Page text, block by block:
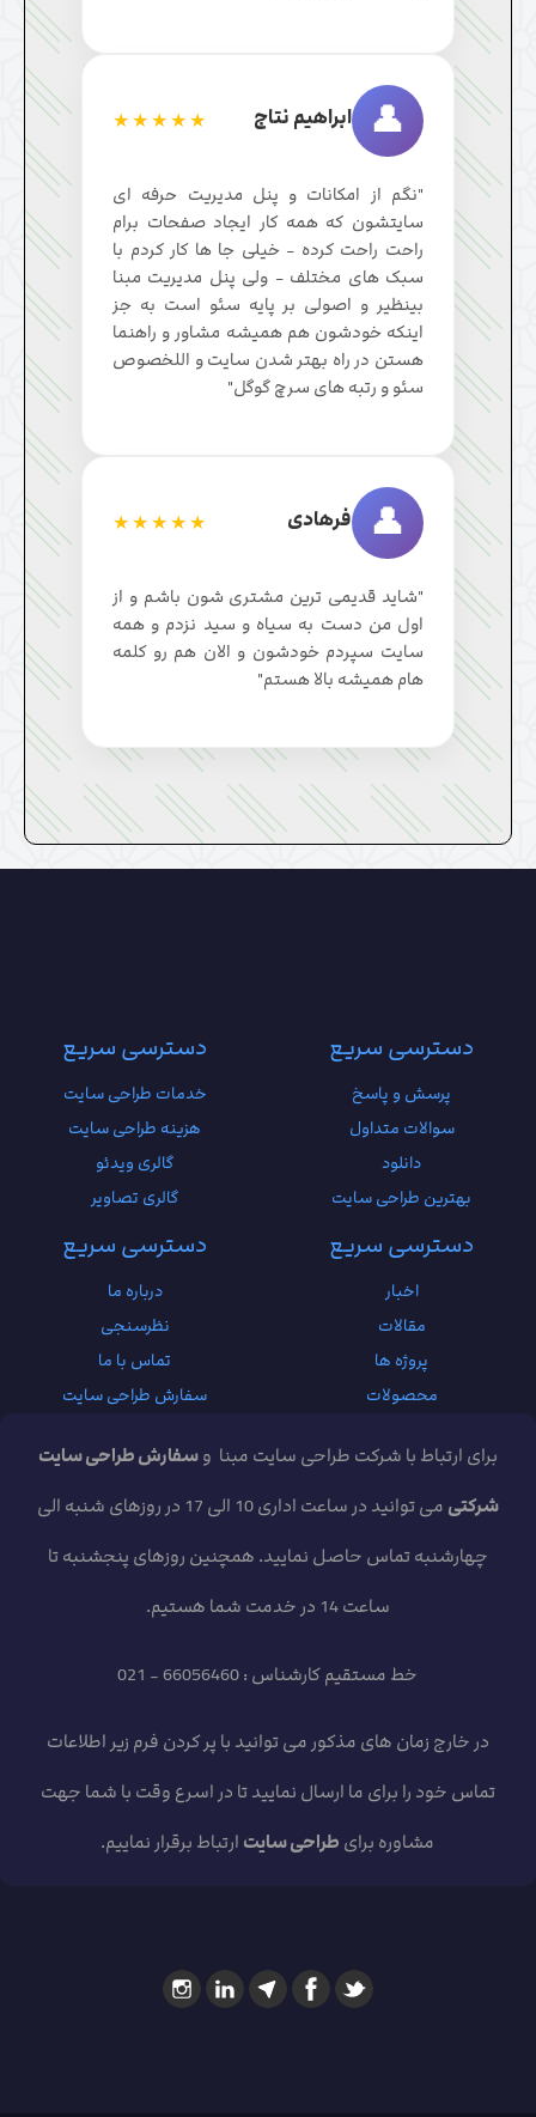
👤 ابراهیم نتاج ★★★★★
"نگم از امکانات و پنل مدیریت حرفه ای
سایتشون که همه کار ایجاد صفحات برام
راحت راحت کرده - خیلی جا ها کار کردم با
سبک های مختلف - ولی پنل مدیریت مبنا
بینظیر و اصولی بر پایه سئو است به جز
اینکه خودشون هم همیشه مشاور و راهنما
هستن در راه بهتر شدن سایت و اللخصوص
سئو و رتبه های سرچ گوگل"
👤 فرهادی ★★★★★
"شاید قدیمی ترین مشتری شون باشم و از
اول من دست به سیاه و سید نزدم و همه
سایت سپردم خودشون و الان هم رو کلمه
هام همیشه بالا هستم"
دسترسی سریع
پرسش و پاسخ
سوالات متداول
دانلود
بهترین طراحی سایت
دسترسی سریع
خدمات طراحی سایت
هزینه طراحی سایت
گالری ویدئو
گالری تصاویر
دسترسی سریع
اخبار
مقالات
پروژه ها
محصولات
دسترسی سریع
درباره ما
نظرسنجی
تماس با ما
سفارش طراحی سایت
برای ارتباط با شرکت طراحی سایت مبنا وسفارش طراحی سایت
شرکتی
می توانید در ساعت اداری 10 الی 17 در روزهای شنبه الی
چهارشنبه تماس حاصل نمایید. همچنین روزهای پنجشنبه تا
ساعت 14 در خدمت شما هستیم.
خط مستقیم کارشناس : 66056460 - 021
در خارج زمان های مذکور می توانید با پر کردن فرم زیر اطلاعات
تماس خود را برای ما ارسال نمایید تا در اسرع وقت با شما جهت
مشاوره برای طراحی سایت ارتباط برقرار نماییم.